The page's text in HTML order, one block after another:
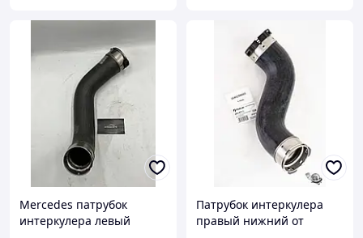
Mercedes патрубок
интеркулера левый
Патрубок интеркулера
правый нижний от